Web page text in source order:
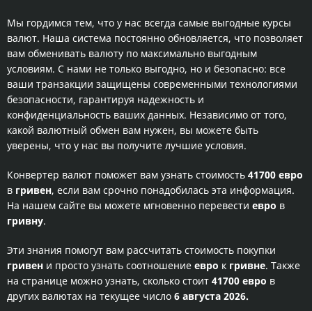
Мы гордимся тем, что у нас всегда самые выгодные курсы
валют. Наша система постоянно обновляется, что позволяет
вам обменивать валюту по максимально выгодным
условиям. С нами не только выгодно, но и безопасно: все
ваши транзакции защищены современными технологиями
безопасности, гарантируя надежность и
конфиденциальность ваших данных. Независимо от того,
какой валютный обмен вам нужен, вы можете быть
уверены, что у нас вы получите лучшие условия.
Конвертер валют поможет вам узнать стоимость 41700 евро
в гривен, если вам срочно понадобилась эта информация.
На нашем сайте вы можете мгновенно перевести евро в
гривну.
Эти знания помогут вам рассчитать стоимость покупки
гривен и просто узнать соотношение евро к гривне. Также
на странице можно узнать, сколько стоит 41700 евро в
других валютах на текущее число 6 августа 2026.